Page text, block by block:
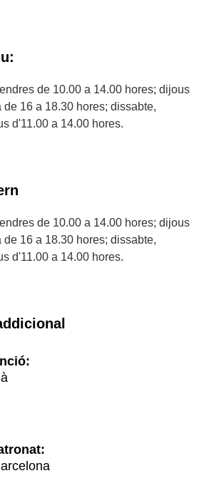
de 10.00 a 14.00 hores; dijous
de 16 a 18.30 hores; dissabte,
d'11.00 a 14.00 hores.
de 10.00 a 14.00 hores; dijous
de 16 a 18.30 hores; dissabte,
d'11.00 a 14.00 hores.